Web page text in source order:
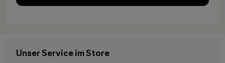
Unser Service im Store